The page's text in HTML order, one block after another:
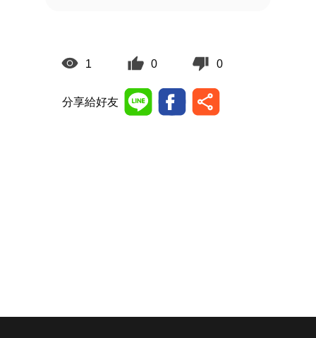
1 0 0
分享給好友